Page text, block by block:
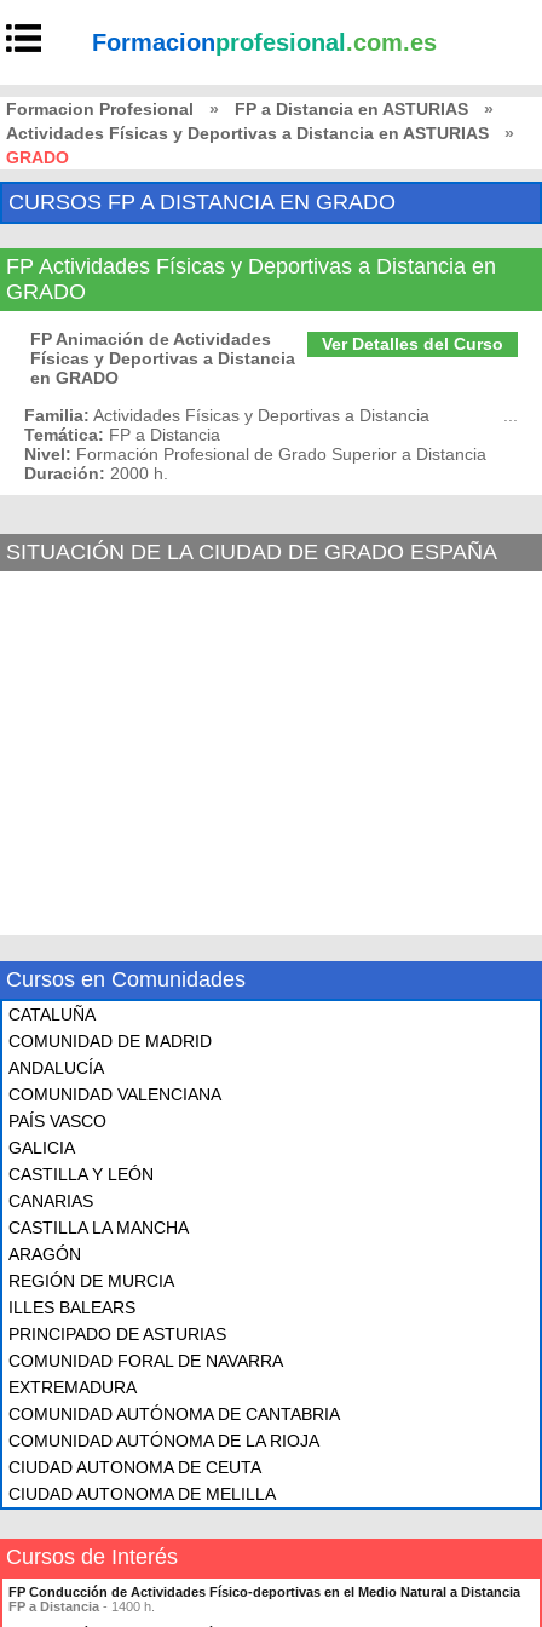
Formacionprofesional .com.es
Formacion Profesional » FP a Distancia en ASTURIAS
»
Actividades Físicas y Deportivas a Distancia en ASTURIAS
»
GRADO
CURSOS FP A DISTANCIA EN GRADO
FP Actividades Físicas y Deportivas a Distancia en
GRADO
Ver Detalles del Curso
FP Animación de Actividades
Físicas y Deportivas a Distancia
en GRADO
Familia: Actividades Físicas y Deportivas a Distancia
Temática: FP a Distancia
Nivel: Formación Profesional de Grado Superior a Distancia
Duración: 2000 h.
SITUACIÓN DE LA CIUDAD DE GRADO ESPAÑA
Cursos en Comunidades
CATALUÑA
COMUNIDAD DE MADRID
ANDALUCÍA
COMUNIDAD VALENCIANA
PAÍS VASCO
GALICIA
CASTILLA Y LEÓN
CANARIAS
CASTILLA LA MANCHA
ARAGÓN
REGIÓN DE MURCIA
ILLES BALEARS
PRINCIPADO DE ASTURIAS
COMUNIDAD FORAL DE NAVARRA
EXTREMADURA
COMUNIDAD AUTÓNOMA DE CANTABRIA
COMUNIDAD AUTÓNOMA DE LA RIOJA
CIUDAD AUTONOMA DE CEUTA
CIUDAD AUTONOMA DE MELILLA
Cursos de Interés
FP Conducción de Actividades Físico-deportivas en el Medio Natural a Distancia
FP a Distancia - 1400 h.